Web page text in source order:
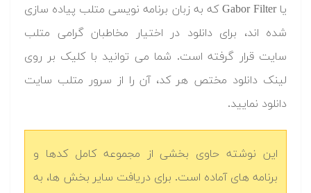
یا Gabor Filter که به زبان برنامه نویسی متلب پیاده سازی
شده اند، برای دانلود در اختیار مخاطبان گرامی متلب
سایت قرار گرفته است. شما می توانید با کلیک بر روی
لینک دانلود مختص هر کد، آن را از سرور متلب سایت
دانلود نمایید.‬
این نوشته حاوی بخشی از مجموعه کامل کدها و
برنامه های آماده است. برای دریافت سایر بخش ها، به